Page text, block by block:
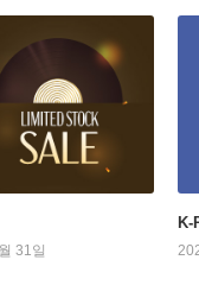
31일
K-